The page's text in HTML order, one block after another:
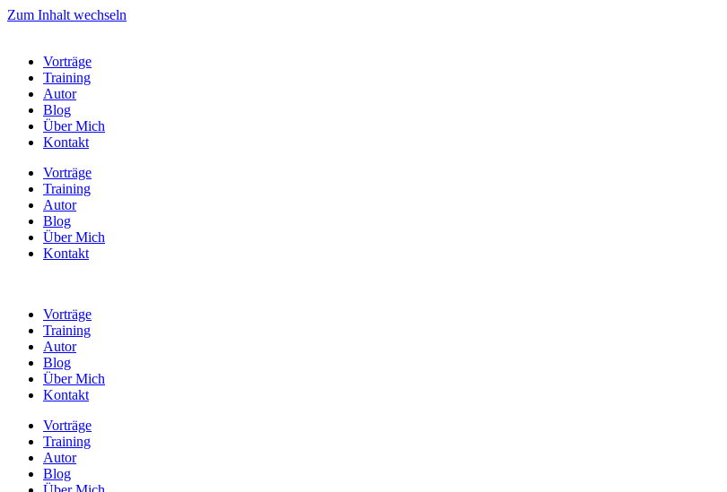
Zum Inhalt wechseln
Vorträge
Training
Autor
Blog
Über Mich
Kontakt
Vorträge
Training
Autor
Blog
Über Mich
Kontakt
Vorträge
Training
Autor
Blog
Über Mich
Kontakt
Vorträge
Training
Autor
Blog